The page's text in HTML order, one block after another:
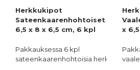
Herkkukipot
Sateenkaarenhohtoiset
6,5 x 8 x 6,5 cm, 6 kpl
Pakkauksessa 6 kpl
sateenkaarenhohtoisia herkkuk…
x